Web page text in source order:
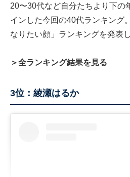
20〜30代など自分たちより下の
インした今回の40代ランキング
なりたい顔」ランキングを発表
＞全ランキング結果を見る
3位：綾瀬はるか